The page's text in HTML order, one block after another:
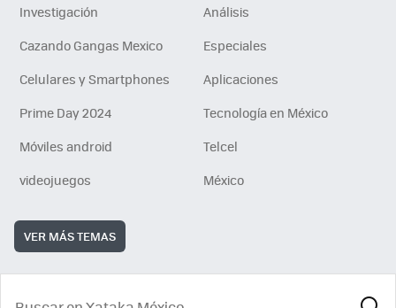
Investigación
Análisis
Cazando Gangas Mexico
Especiales
Celulares y Smartphones
Aplicaciones
Prime Day 2024
Tecnología en México
Móviles android
Telcel
videojuegos
México
VER MÁS TEMAS